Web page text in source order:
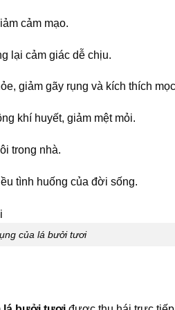
cảm mạo.
lại cảm giác dễ chịu.
giảm gãy rụng và kích thích
khí huyết, giảm mệt mỏi.
trong nhà.
tình huống của đời sống.
của lá bưởi tươi